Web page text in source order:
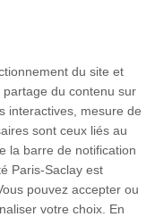
du site et
partage du contenu sur
interactives, mesure de
sont ceux liés au
la barre de notification
Paris-Saclay est
pouvez accepter ou
votre choix. En